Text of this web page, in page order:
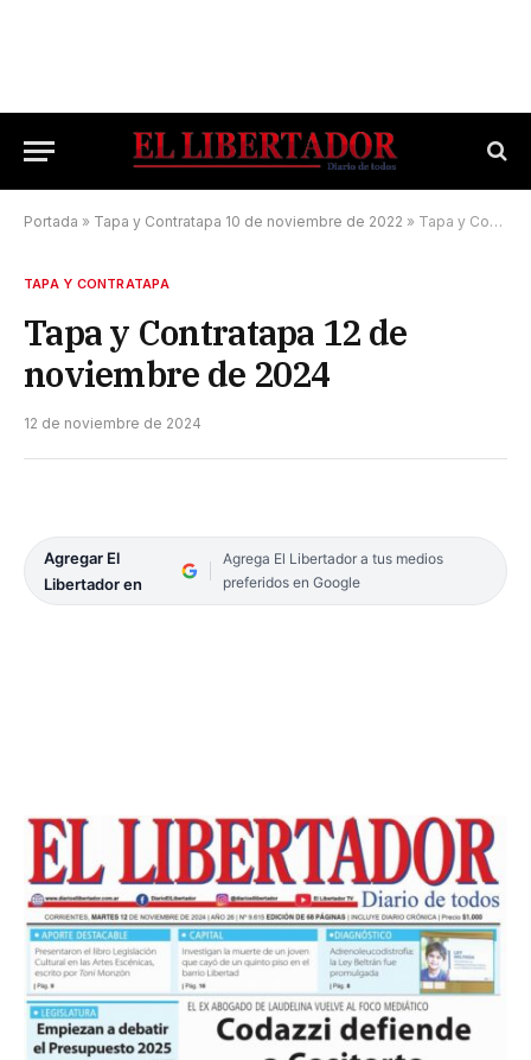
Portada » Tapa y Contratapa 10 de noviembre de 2022 » Tapa y Contratapa 12 de noviembre de 2024
TAPA Y CONTRATAPA
Tapa y Contratapa 12 de
noviembre de 2024
12 de noviembre de 2024
Agregar El
Libertador en
Agrega El Libertador a tus medios
preferidos en Google